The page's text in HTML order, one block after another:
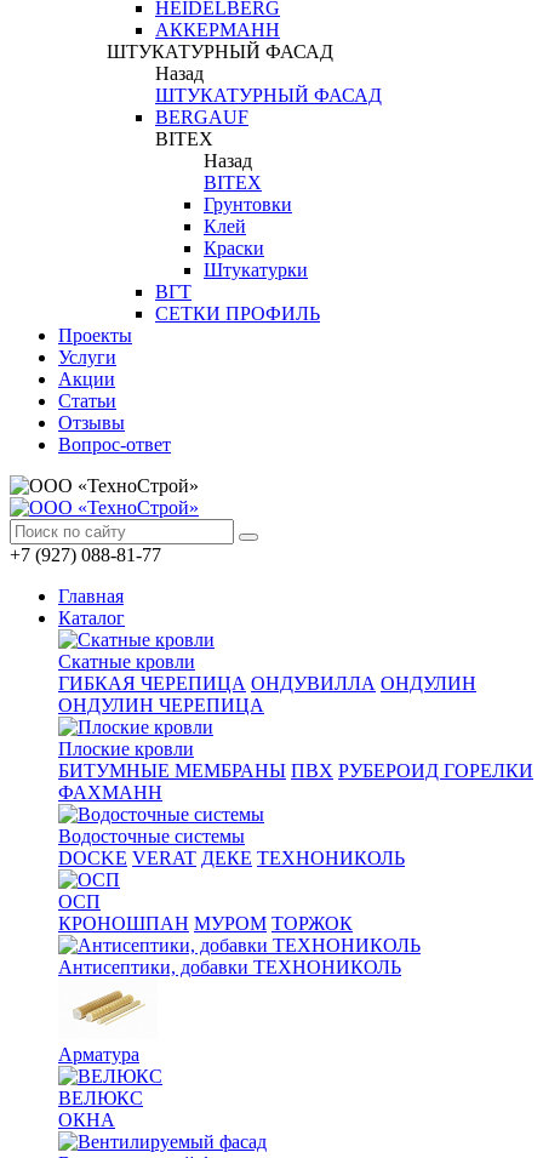
HEIDELBERG
АККЕРМАНН
ШТУКАТУРНЫЙ ФАСАД
Назад
ШТУКАТУРНЫЙ ФАСАД
BERGAUF
BITEX
Назад
BITEX
Грунтовки
Клей
Краски
Штукатурки
ВГТ
СЕТКИ ПРОФИЛЬ
Проекты
Услуги
Акции
Статьи
Отзывы
Вопрос-ответ
+7 (927) 088-81-77
Главная
Каталог
Скатные кровли
ГИБКАЯ ЧЕРЕПИЦА ОНДУВИЛЛА ОНДУЛИН
ОНДУЛИН ЧЕРЕПИЦА
Плоские кровли
БИТУМНЫЕ МЕМБРАНЫ ПВХ РУБЕРОИД ГОРЕЛКИ
ФАХМАНН
Водосточные системы
DOCKE VERAT ДЕКЕ ТЕХНОНИКОЛЬ
ОСП
КРОНОШПАН МУРОМ ТОРЖОК
Антисептики, добавки ТЕХНОНИКОЛЬ
Арматура
ВЕЛЮКС
ОКНА